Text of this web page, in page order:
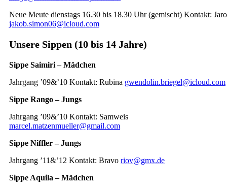
Neue Meute dienstags 16.30 bis 18.30 Uhr (gemischt) Kontakt: Jaro
jakob.simon06@icloud.com
Unsere Sippen (10 bis 14 Jahre)
Sippe Saimiri – Mädchen
Jahrgang ’09&’10 Kontakt: Rubina gwendolin.briegel@icloud.com
Sippe Rango – Jungs
Jahrgang ’09&’10 Kontakt: Samweis
marcel.matzenmueller@gmail.com
Sippe Niffler – Jungs
Jahrgang ’11&’12 Kontakt: Bravo riov@gmx.de
Sippe Aquila – Mädchen